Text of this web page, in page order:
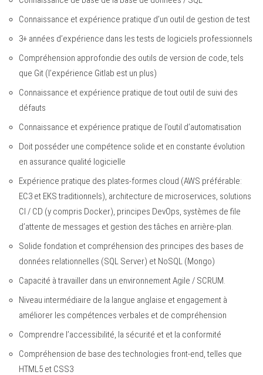
Connaissance et expérience pratique d’un outil de gestion de test
3+ années d’expérience dans les tests de logiciels professionnels
Compréhension approfondie des outils de version de code, tels
que Git (l’expérience Gitlab est un plus)
Connaissance et expérience pratique de tout outil de suivi des
défauts
Connaissance et expérience pratique de l’outil d’automatisation
Doit posséder une compétence solide et en constante évolution
en assurance qualité logicielle
Expérience pratique des plates-formes cloud (AWS préférable:
EC3 et EKS traditionnels), architecture de microservices, solutions
CI / CD (y compris Docker), principes DevOps, systèmes de file
d’attente de messages et gestion des tâches en arrière-plan.
Solide fondation et compréhension des principes des bases de
données relationnelles (SQL Server) et NoSQL (Mongo)
Capacité à travailler dans un environnement Agile / SCRUM.
Niveau intermédiaire de la langue anglaise et engagement à
améliorer les compétences verbales et de compréhension
Comprendre l’accessibilité, la sécurité et et la conformité
Compréhension de base des technologies front-end, telles que
HTML5 et CSS3